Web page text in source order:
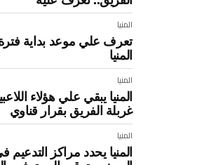
المنيا
تعرف علي موعد بداية
المنيا
المنيا
المنيا يبقي علي هؤلاء
غربلة الفريق بقرار قناوي
المنيا
المنيا يحدد مراكز التدعيم